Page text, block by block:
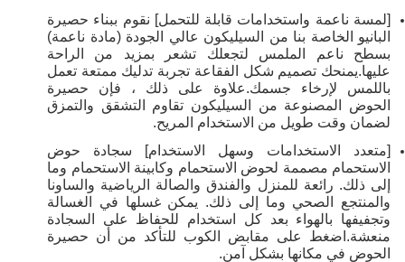
[لمسة ناعمة واستخدامات قابلة للتحمل] نقوم ببناء حصيرة
البانيو الخاصة بنا من السيليكون عالي الجودة (مادة ناعمة)
بسطح ناعم الملمس لتجعلك تشعر بمزيد من الراحة
عليها.يمنحك تصميم شكل الفقاعة تجربة تدليك ممتعة تعمل
باللمس لإرخاء جسمك.علاوة على ذلك ، فإن حصيرة
الحوض المصنوعة من السيليكون تقاوم التشقق والتمزق
لضمان وقت طويل من الاستخدام المريح.
[متعدد الاستخدامات وسهل الاستخدام] سجادة حوض
الاستحمام مصممة لحوض الاستحمام وكابينة الاستحمام وما
إلى ذلك. رائعة للمنزل والفندق والصالة الرياضية والساونا
والمنتجع الصحي وما إلى ذلك. يمكن غسلها في الغسالة
وتجفيفها بالهواء بعد كل استخدام للحفاظ على السجادة
منعشة.اضغط على مقابض الكوب للتأكد من أن حصيرة
الحوض في مكانها بشكل آمن.